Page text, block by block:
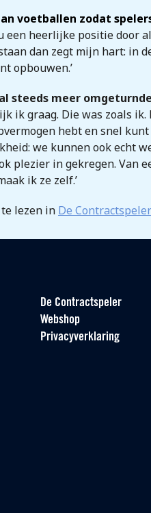
voetballen zodat
een heerlijke positie door
dan zegt mijn hart: in
opbouwen.’
steeds meer
ik graag. Die was zoals
hebt en snel
we kunnen ook echt
plezier in gekregen.
ik ze zelf.’
lezen in De
De Contractspeler
Webshop
Privacyverklaring